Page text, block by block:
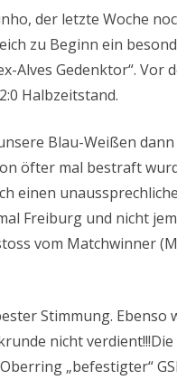
der letzte Woche
zu Beginn ein
Alves Gedenktor“. Vor
Halbzeitstand.
Blau-Weißen
öfter mal bestraft
einen
Freiburg und nicht
vom Matchwinner
Stimmung. Ebenso
nicht
„befestigter“